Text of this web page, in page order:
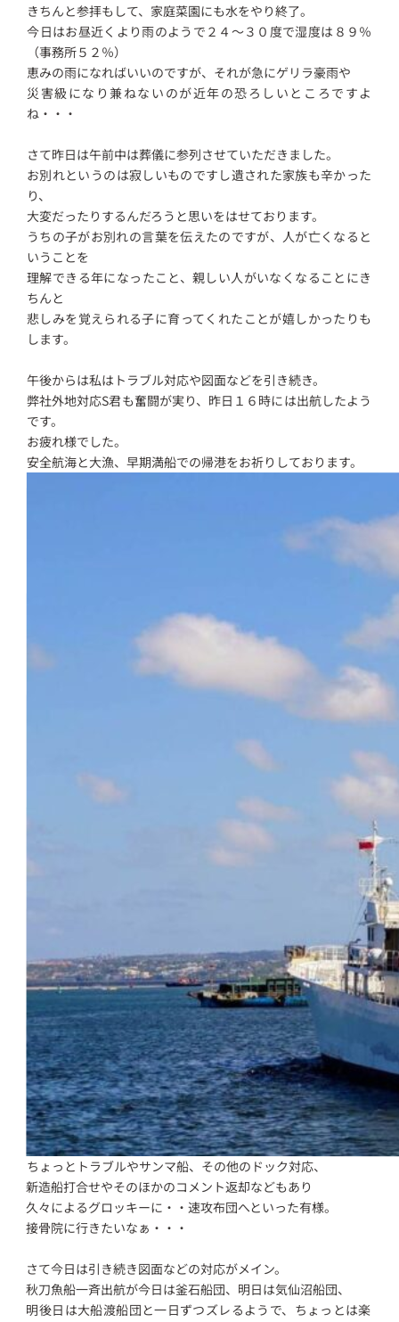
きちんと参拝もして、家庭菜園にも水をやり終了。
今日はお昼近くより雨のようで２４～３０度で湿度は８９％
（事務所５２％）
恵みの雨になればいいのですが、それが急にゲリラ豪雨や
災害級になり兼ねないのが近年の恐ろしいところですよ
ね・・・
さて昨日は午前中は葬儀に参列させていただきました。
お別れというのは寂しいものですし遺された家族も辛かった
り、
大変だったりするんだろうと思いをはせております。
うちの子がお別れの言葉を伝えたのですが、人が亡くなると
いうことを
理解できる年になったこと、親しい人がいなくなることにき
ちんと
悲しみを覚えられる子に育ってくれたことが嬉しかったりも
します。
午後からは私はトラブル対応や図面などを引き続き。
弊社外地対応S君も奮闘が実り、昨日１６時には出航したよう
です。
お疲れ様でした。
安全航海と大漁、早期満船での帰港をお祈りしております。
ちょっとトラブルやサンマ船、その他のドック対応、
新造船打合せやそのほかのコメント返却などもあり
久々によるグロッキーに・・速攻布団へといった有様。
接骨院に行きたいなぁ・・・
さて今日は引き続き図面などの対応がメイン。
秋刀魚船一斉出航が今日は釜石船団、明日は気仙沼船団、
明後日は大船渡船団と一日ずつズレるようで、ちょっとは楽